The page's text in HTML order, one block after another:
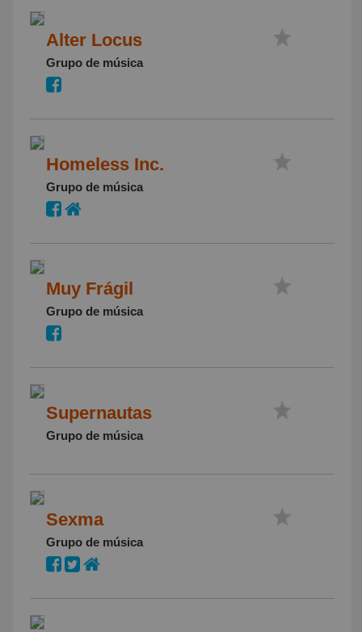
Alter Locus
Grupo de música
Homeless Inc.
Grupo de música
Muy Frágil
Grupo de música
Supernautas
Grupo de música
Sexma
Grupo de música